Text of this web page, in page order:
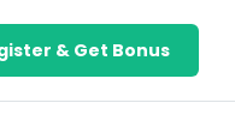
& Get Bonus